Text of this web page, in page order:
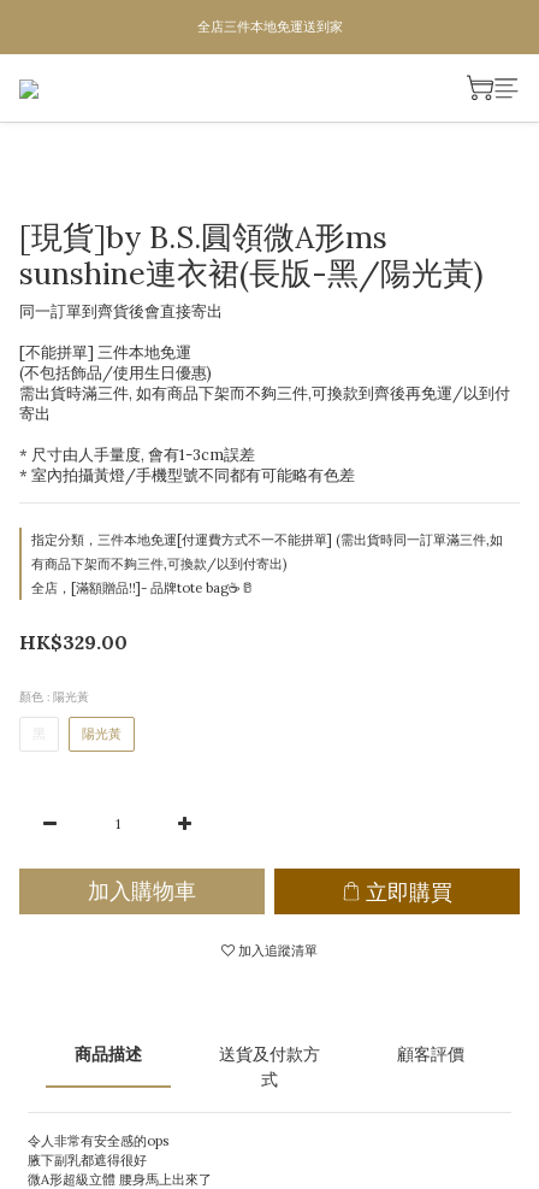
全店三件本地免運送到家
全店三件本地免運送到家
[現貨]by B.S.圓領微A形ms
sunshine連衣裙(長版-黑/陽光黃)
同一訂單到齊貨後會直接寄出
[不能拼單] 三件本地免運
(不包括飾品/使用生日優惠)
需出貨時滿三件, 如有商品下架而不夠三件,可換款到齊後再免運/以到付
寄出
* 尺寸由人手量度, 會有1-3cm誤差
* 室內拍攝黃燈/手機型號不同都有可能略有色差
指定分類，三件本地免運[付運費方式不一不能拼單] (需出貨時同一訂單滿三件,如
有商品下架而不夠三件,可換款/以到付寄出)
全店，[滿額贈品!!]- 品牌tote bag☕🥛
HK$329.00
顏色 : 陽光黃
陽光黃
加入購物車 立即購買
加入追蹤清單
商品描述
送貨及付款方
式
顧客評價
令人非常有安全感的ops
腋下副乳都遮得很好
微A形超級立體 腰身馬上出來了